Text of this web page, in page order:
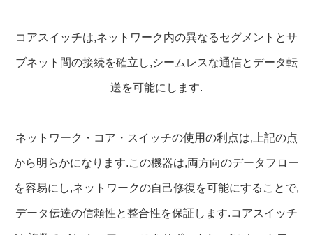
コアスイッチは,ネットワーク内の異なるセグメントとサ
ブネット間の接続を確立し,シームレスな通信とデータ転
送を可能にします.
ネットワーク・コア・スイッチの使用の利点は,上記の点
から明らかになります.この機器は,両方向のデータフロー
を容易にし,ネットワークの自己修復を可能にすることで,
データ伝達の信頼性と整合性を保証します.コアスイッチ